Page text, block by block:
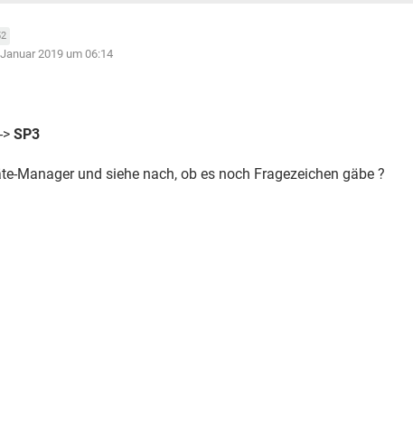
2019 um 06:14
SP3
Manager und siehe nach, ob es noch Fragezeichen gäbe ?